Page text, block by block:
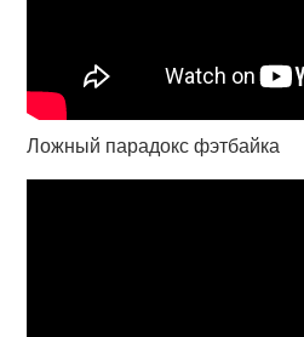
Ложный парадокс фэтбайка